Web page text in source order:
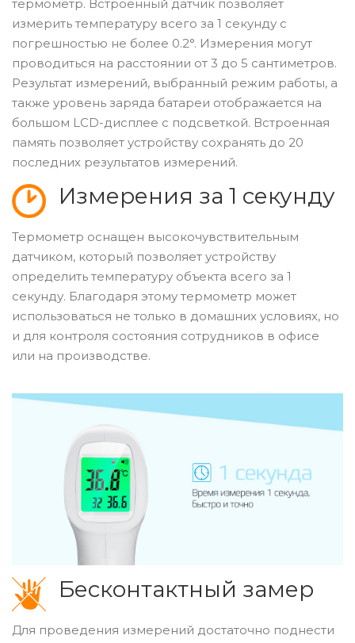
термометр. Встроенный датчик позволяет
измерить температуру всего за 1 секунду с
погрешностью не более 0.2°. Измерения могут
проводиться на расстоянии от 3 до 5 сантиметров.
Результат измерений, выбранный режим работы, а
также уровень заряда батареи отображается на
большом LCD-дисплее с подсветкой. Встроенная
память позволяет устройству сохранять до 20
последних результатов измерений.
Измерения за 1 секунду
Термометр оснащен высокочувствительным
датчиком, который позволяет устройству
определить температуру объекта всего за 1
секунду. Благодаря этому термометр может
использоваться не только в домашних условиях, но
и для контроля состояния сотрудников в офисе
или на производстве.
Бесконтактный замер
Для проведения измерений достаточно поднести